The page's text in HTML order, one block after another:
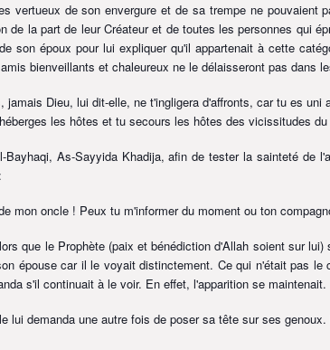
vertueux de son envergure et de sa trempe ne pouvaient
de la part de leur Créateur et de toutes les personnes qui
son époux pour lui expliquer qu'il appartenait à cette
bienveillants et chaleureux ne le délaisseront pas dans
jamais Dieu, lui dit-elle, ne t'ingligera d'affronts, car tu es
les hôtes et tu secours les hôtes des vicissitudes du
Bayhaqi, As-Sayyida Khadija, afin de tester la sainteté de
:
mon oncle ! Peux tu m'informer du moment ou ton
que le Prophète (paix et bénédiction d'Allah soient sur lui)
épouse car il le voyait distinctement. Ce qui n'était pas
s'il continuait à le voir. En effet, l'apparition se maintenait.
lui demanda une autre fois de poser sa tête sur ses